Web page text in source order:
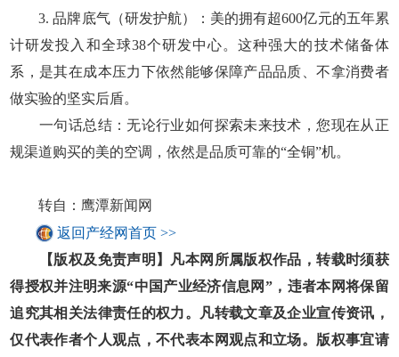
3. 品牌底气（研发护航）：美的拥有超600亿元的五年累
计研发投入和全球38个研发中心。这种强大的技术储备体
系，是其在成本压力下依然能够保障产品品质、不拿消费者
做实验的坚实后盾。
一句话总结：无论行业如何探索未来技术，您现在从正
规渠道购买的美的空调，依然是品质可靠的“全铜”机。
转自：鹰潭新闻网
返回产经网首页 >>
【版权及免责声明】凡本网所属版权作品，转载时须获
得授权并注明来源“中国产业经济信息网”，违者本网将保留
追究其相关法律责任的权力。凡转载文章及企业宣传资讯，
仅代表作者个人观点，不代表本网观点和立场。版权事宜请